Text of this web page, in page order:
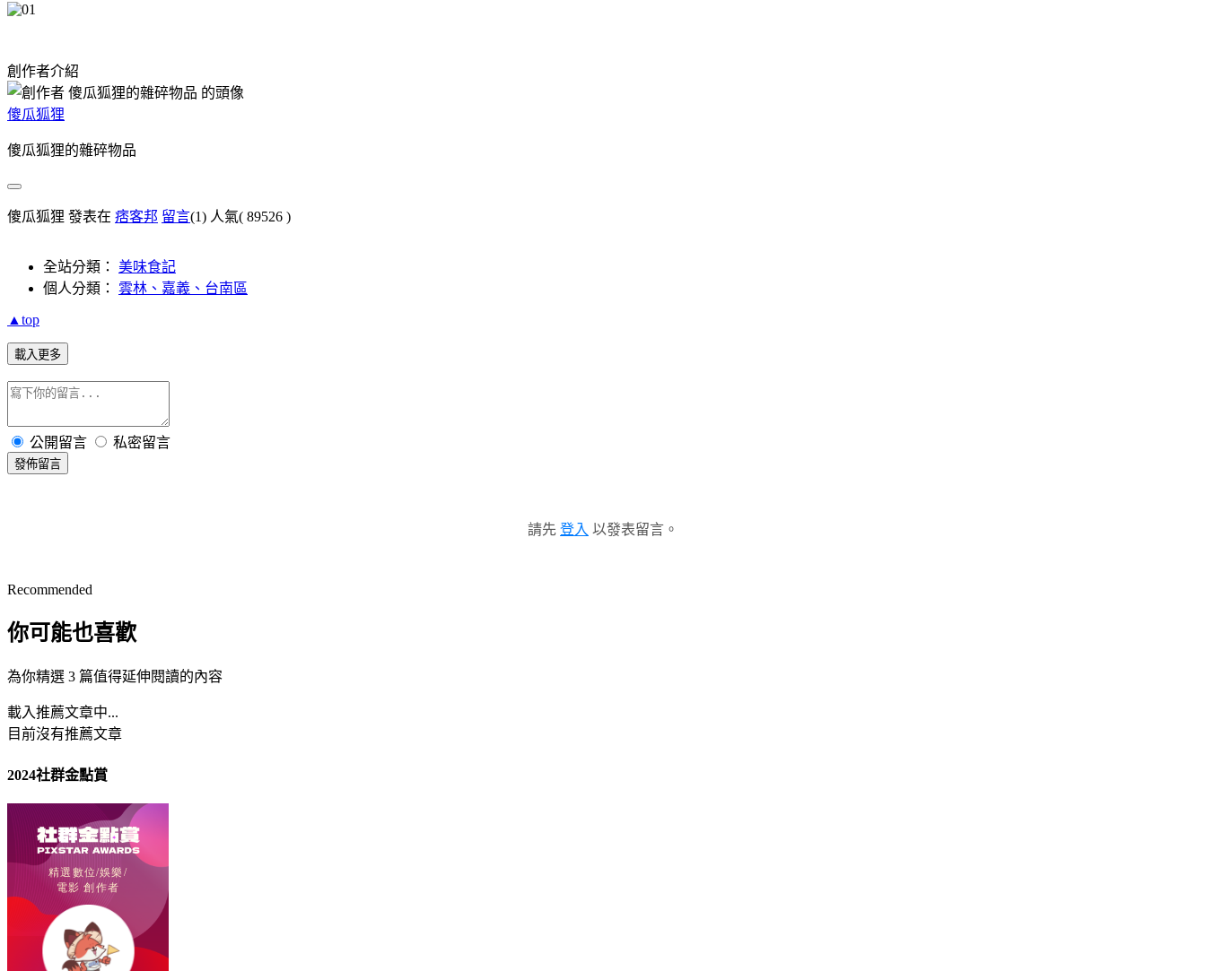
創作者介紹
傻瓜狐狸
傻瓜狐狸的雜碎物品
傻瓜狐狸 發表在 痞客邦 留言(1) 人氣( 89526 )
全站分類： 美味食記
個人分類： 雲林、嘉義、台南區
▲top
載入更多
公開留言 私密留言
發佈留言
請先 登入 以發表留言。
Recommended
你可能也喜歡
為你精選 3 篇值得延伸閱讀的內容
載入推薦文章中...
目前沒有推薦文章
2024社群金點賞